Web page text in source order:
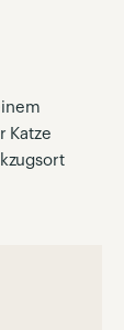
Katze